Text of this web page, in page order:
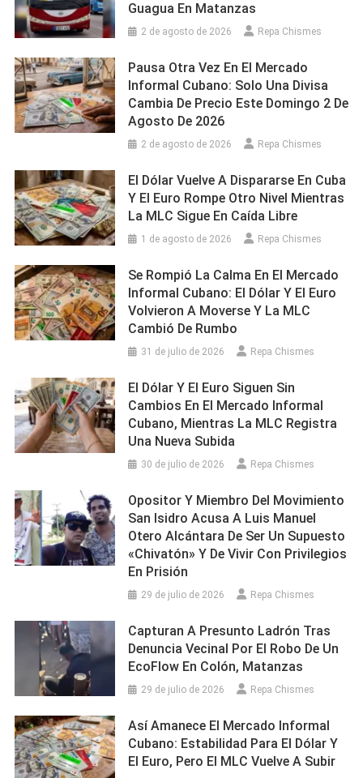
Guagua En Matanzas
2 de agosto de 2026 Repa Chismes
Pausa Otra Vez En El Mercado
Informal Cubano: Solo Una Divisa
Cambia De Precio Este Domingo 2 De
Agosto De 2026
2 de agosto de 2026 Repa Chismes
El Dólar Vuelve A Dispararse En Cuba
Y El Euro Rompe Otro Nivel Mientras
La MLC Sigue En Caída Libre
1 de agosto de 2026 Repa Chismes
Se Rompió La Calma En El Mercado
Informal Cubano: El Dólar Y El Euro
Volvieron A Moverse Y La MLC
Cambió De Rumbo
31 de julio de 2026 Repa Chismes
El Dólar Y El Euro Siguen Sin
Cambios En El Mercado Informal
Cubano, Mientras La MLC Registra
Una Nueva Subida
30 de julio de 2026 Repa Chismes
Opositor Y Miembro Del Movimiento
San Isidro Acusa A Luis Manuel
Otero Alcántara De Ser Un Supuesto
«chivatón» Y De Vivir Con Privilegios
En Prisión
29 de julio de 2026 Repa Chismes
Capturan A Presunto Ladrón Tras
Denuncia Vecinal Por El Robo De Un
EcoFlow En Colón, Matanzas
29 de julio de 2026 Repa Chismes
Así Amanece El Mercado Informal
Cubano: Estabilidad Para El Dólar Y
El Euro, Pero El MLC Vuelve A Subir